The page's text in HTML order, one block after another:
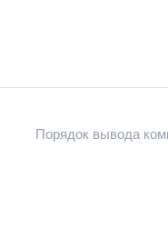
Порядок вывода